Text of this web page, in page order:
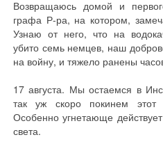
Возвращаюсь домой и
графа Р-ра, на котором,
Узнаю от него, что на
убито семь немцев, наш
на войну, и тяжело ранены
17 августа. Мы остаемся в
так уж скоро покинем этот
Особенно угнетающе
света.